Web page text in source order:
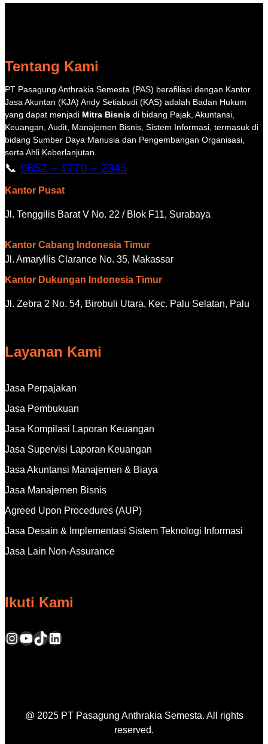
Tentang Kami
PT Pasagung Anthrakia Semesta (PAS) berafiliasi dengan Kantor
Jasa Akuntan (KJA) Andy Setiabudi (KAS) adalah Badan Hukum
yang dapat menjadi Mitra Bisnis di bidang Pajak, Akuntansi,
Keuangan, Audit, Manajemen Bisnis, Sistem Informasi, termasuk di
bidang Sumber Daya Manusia dan Pengembangan Organisasi,
serta Ahli Keberlanjutan.
📞 0852 – 1770 – 2345
Kantor Pusat
Jl. Tenggilis Barat V No. 22 / Blok F11, Surabaya
Kantor Cabang Indonesia Timur
Jl. Amaryllis Clarance No. 35, Makassar
Kantor Dukungan Indonesia Timur
Jl. Zebra 2 No. 54, Birobuli Utara, Kec. Palu Selatan, Palu
Layanan Kami
Jasa Perpajakan
Jasa Pembukuan
Jasa Kompilasi Laporan Keuangan
Jasa Supervisi Laporan Keuangan
Jasa Akuntansi Manajemen & Biaya
Jasa Manajemen Bisnis
Agreed Upon Procedures (AUP)
Jasa Desain & Implementasi Sistem Teknologi Informasi
Jasa Lain Non-Assurance
Ikuti Kami
@ 2025 PT Pasagung Anthrakia Semesta. All rights
reserved.